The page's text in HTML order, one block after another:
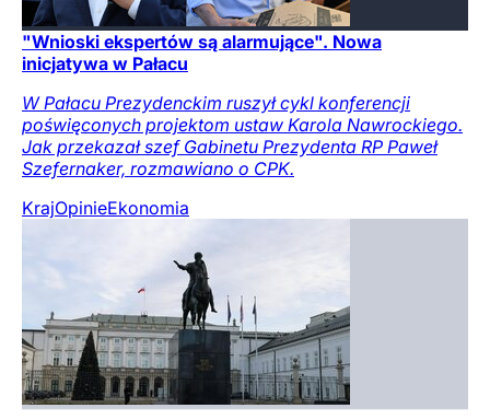
"Wnioski ekspertów są alarmujące". Nowa
inicjatywa w Pałacu
W Pałacu Prezydenckim ruszył cykl konferencji
poświęconych projektom ustaw Karola Nawrockiego.
Jak przekazał szef Gabinetu Prezydenta RP Paweł
Szefernaker, rozmawiano o CPK.
KrajOpinieEkonomia